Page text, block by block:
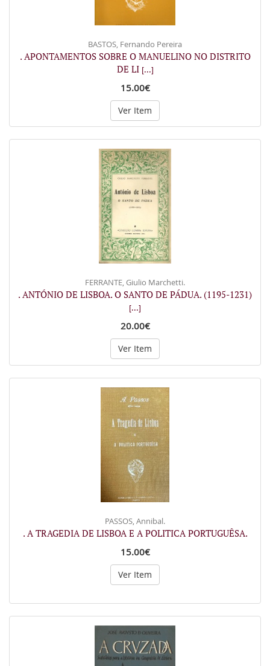
BASTOS, Fernando Pereira
. APONTAMENTOS SOBRE O MANUELINO NO DISTRITO
DE LI [...]
15.00€
Ver Item
FERRANTE, Giulio Marchetti.
. ANTÓNIO DE LISBOA. O SANTO DE PÁDUA. (1195-1231)
[...]
20.00€
Ver Item
PASSOS, Annibal.
. A TRAGEDIA DE LISBOA E A POLITICA PORTUGUÊSA.
15.00€
Ver Item